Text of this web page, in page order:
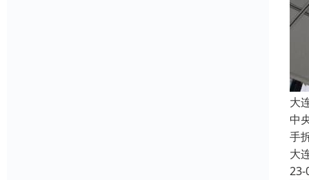
大
中
手
大
23-